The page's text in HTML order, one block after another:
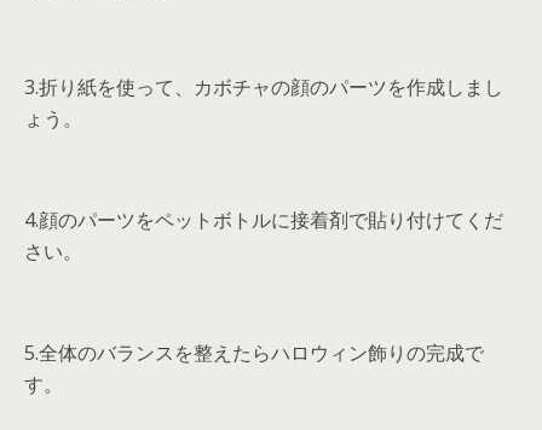
3.折り紙を使って、カボチャの顔のパーツを作成しまし
ょう。
4.顔のパーツをペットボトルに接着剤で貼り付けてくだ
さい。
5.全体のバランスを整えたらハロウィン飾りの完成で
す。